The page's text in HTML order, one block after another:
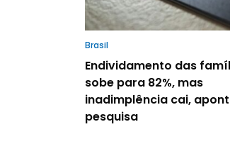
Brasil
Endividamento das
sobe para 82%, mas
inadimplência cai,
pesquisa